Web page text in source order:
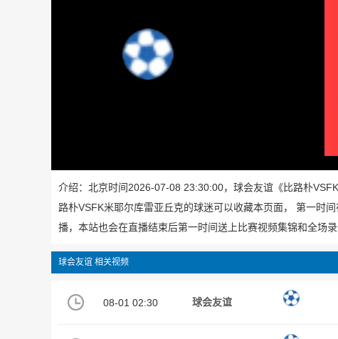
介绍：北京时间2026-07-08 23:30:00，球会友谊《比路朴
路朴VSFK米耶尔库雷亚丘克的球迷可以收藏本页面， 第一时
播，本站也会在直播结束后第一时间送上比赛视频集锦和全场
球会友谊 相关视频
08-01 02:30 球会友谊